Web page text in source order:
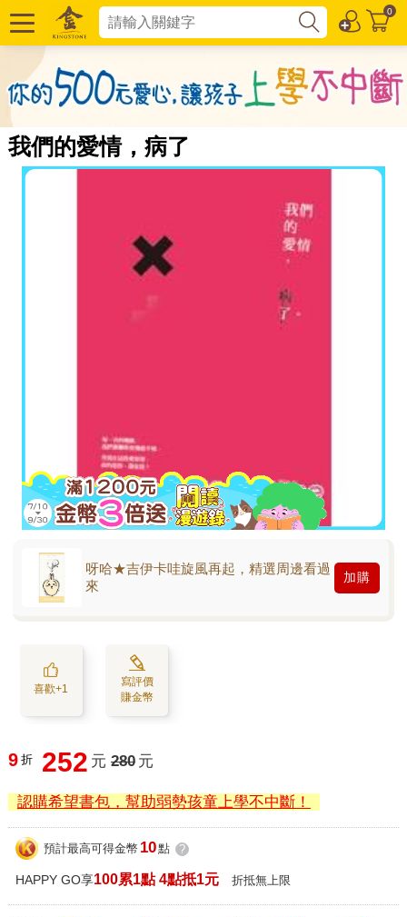
0
我們的愛情，病了
呀哈★吉伊卡哇旋風再起，精選周邊看過
來
加購
喜歡+1
寫評價
賺金幣
9 折 252 元 280 元
認購希望書包，幫助弱勢孩童上學不中斷！
預計最高可得金幣 10點 ?
HAPPY GO享100累1點 4點抵1元 折抵無上限